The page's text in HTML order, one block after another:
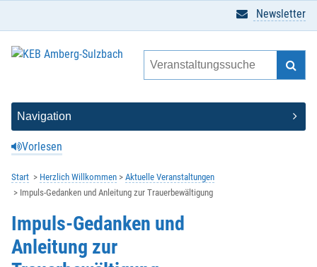
Vorlesen
Newsletter
Start Herzlich Willkommen
Aktuelle Veranstaltungen
Impuls-Gedanken und Anleitung zur Trauerbewältigung
Impuls-Gedanken und
Anleitung zur